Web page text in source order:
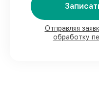
работ
присутствии
90%запчастей
в Нижнем
Отправляя
обработку